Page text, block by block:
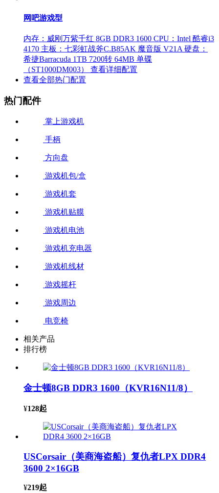
网吧游戏型
内存：威刚万紫千红 8GB DDR3 1600 CPU：Intel 酷睿i3
4170 主板：七彩虹战斧C.B85AK 魔音版 V21A 硬盘：
希捷Barracuda 1TB 7200转 64MB 单碟
（ST1000DM003）
查看详细配置
查看全部热门配置
热门配件
掌上游戏机
手柄
方向盘
游戏机包/盒
游戏机套
游戏机贴膜
游戏机电池
游戏机充电器
游戏机线材
游戏摇杆
游戏周边
电竞椅
相关产品
排行榜
金士顿8GB DDR3 1600（KVR16N11/8）
¥128起
USCorsair（美商海盗船）复仇者LPX DDR4
3600 2×16GB
¥219起